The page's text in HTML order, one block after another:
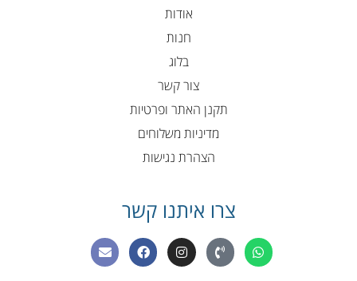
אודות
חנות
בלוג
צור קשר
תקנן האתר ופרטיות
מדיניות משלוחים
הצהרת נגישות
צרו איתנו קשר
W
h
a
P
h
o
I
n
s
F
a
c
E
n
v